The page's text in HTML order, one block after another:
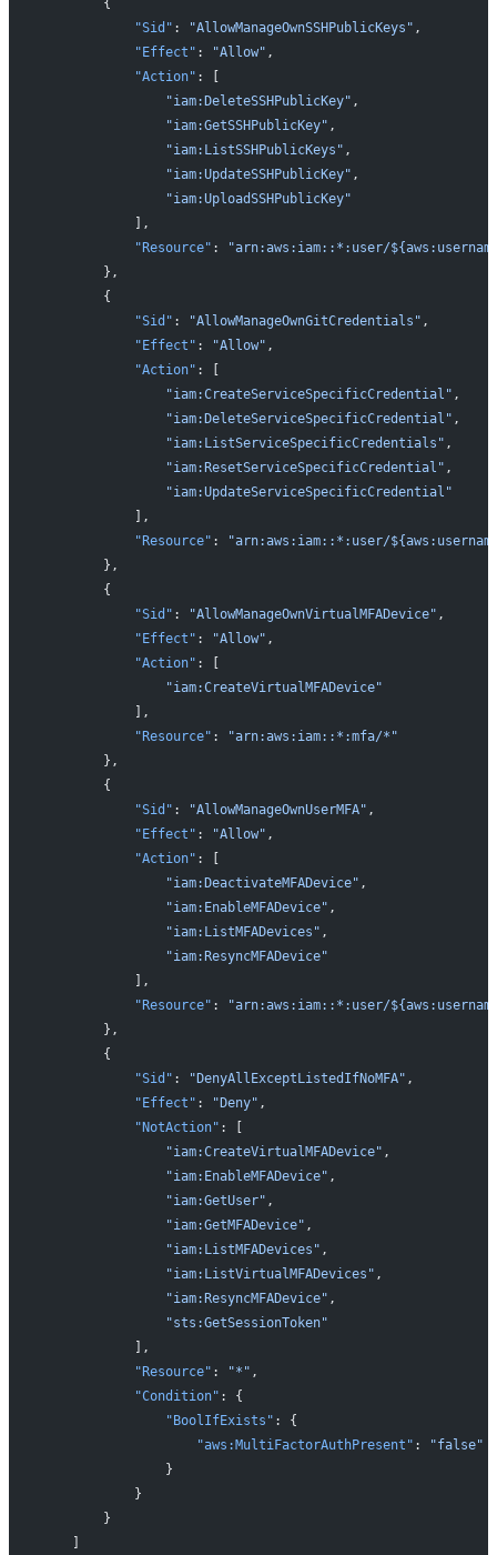
        {
            "Sid"
: "AllowManageOwnSSHPublicKeys" ,
            "Effect"
: "Allow" ,
            "Action"
: [
                "iam:DeleteSSHPublicKey"
,
                "iam:GetSSHPublicKey"
,
                "iam:ListSSHPublicKeys"
,
                "iam:UpdateSSHPublicKey"
,
                "iam:UploadSSHPublicKey"
            ],
            "Resource"
:
"arn:aws:iam::*:user/
        },
        {
            "Sid"
: "AllowManageOwnGitCredentials" ,
            "Effect"
: "Allow" ,
            "Action"
: [
                "iam:CreateServiceSpecificCredential"
,
                "iam:DeleteServiceSpecificCredential"
,
                "iam:ListServiceSpecificCredentials"
,
                "iam:ResetServiceSpecificCredential"
,
                "iam:UpdateServiceSpecificCredential"
            ],
            "Resource"
:
"arn:aws:iam::*:user/
        },
        {
            "Sid"
: "AllowManageOwnVirtualMFADevice" ,
            "Effect"
: "Allow" ,
            "Action"
: [
                "iam:CreateVirtualMFADevice"
            ],
            "Resource"
:
"arn:aws:iam::*:mfa/*"
        },
        {
            "Sid"
: "AllowManageOwnUserMFA" ,
            "Effect"
: "Allow" ,
            "Action"
: [
                "iam:DeactivateMFADevice"
,
                "iam:EnableMFADevice"
,
                "iam:ListMFADevices"
,
                "iam:ResyncMFADevice"
            ],
            "Resource"
:
"arn:aws:iam::*:user/
        },
        {
            "Sid"
: "DenyAllExceptListedIfNoMFA" ,
            "Effect"
: "Deny" ,
            "NotAction"
: [
                "iam:CreateVirtualMFADevice"
,
                "iam:EnableMFADevice"
,
                "iam:GetUser"
,
                "iam:GetMFADevice"
,
                "iam:ListMFADevices"
,
                "iam:ListVirtualMFADevices"
,
                "iam:ResyncMFADevice"
,
                "sts:GetSessionToken"
            ],
            "Resource"
: "*" ,
            "Condition"
: {
                "BoolIfExists"
: {
                    "aws:MultiFactorAuthPresent"
:
"false"
                }
            }
        }